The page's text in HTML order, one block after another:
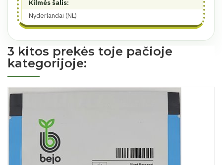
Kilmės šalis:
Nyderlandai (NL)
3 kitos prekės toje pačioje
kategorijoje: